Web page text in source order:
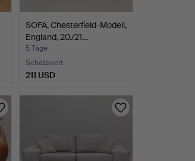
SOFA, Chesterfield-Modell,
England, 20./21…
5 Tage
Schätzwert
211 USD